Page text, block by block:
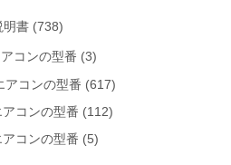
明書 (738)
コンの型番 (3)
アコンの型番 (617)
コンの型番 (112)
コンの型番 (5)